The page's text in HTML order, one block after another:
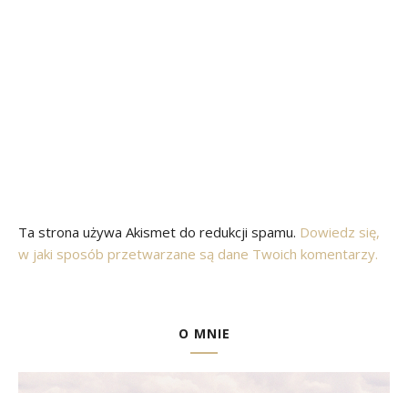
Ta strona używa Akismet do redukcji spamu. Dowiedz się,
w jaki sposób przetwarzane są dane Twoich komentarzy.
O MNIE